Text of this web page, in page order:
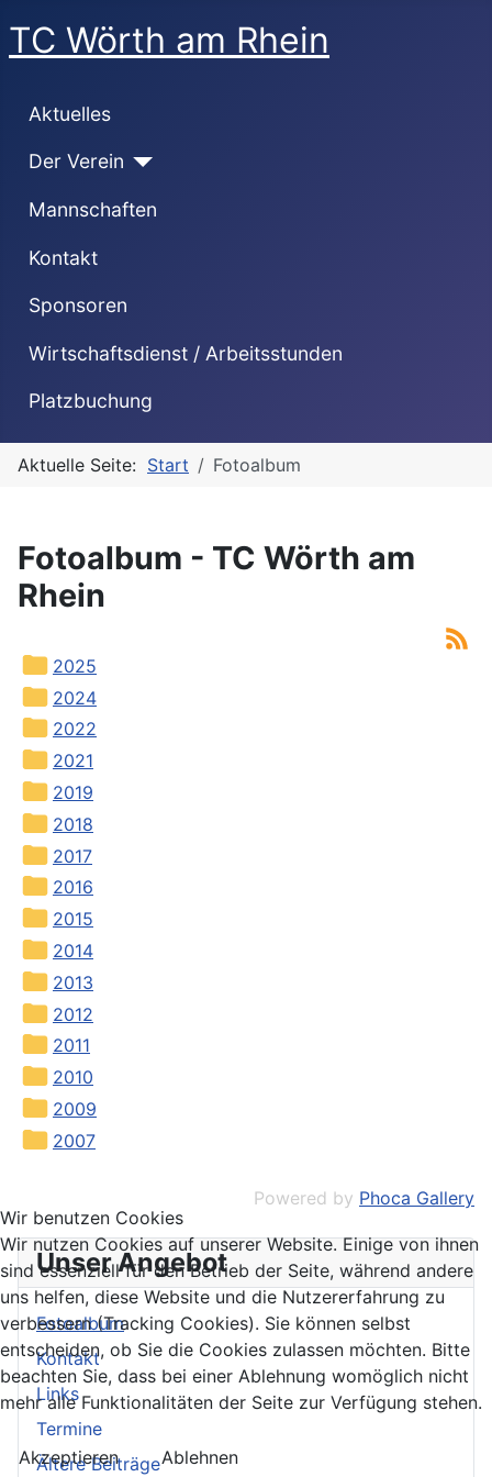
TC Wörth am Rhein
Aktuelles
Der Verein
Mannschaften
Kontakt
Sponsoren
Wirtschaftsdienst / Arbeitsstunden
Platzbuchung
Aktuelle Seite: Start Fotoalbum
Fotoalbum - TC Wörth am
Rhein
2025
2024
2022
2021
2019
2018
2017
2016
2015
2014
2013
2012
2011
2010
2009
2007
Powered by Phoca Gallery
Unser Angebot
Fotoalbum
Kontakt
Links
Termine
Ältere Beiträge
Wir benutzen Cookies
Wir nutzen Cookies auf unserer Website. Einige von ihnen
sind essenziell für den Betrieb der Seite, während andere
uns helfen, diese Website und die Nutzererfahrung zu
verbessern (Tracking Cookies). Sie können selbst
entscheiden, ob Sie die Cookies zulassen möchten. Bitte
beachten Sie, dass bei einer Ablehnung womöglich nicht
mehr alle Funktionalitäten der Seite zur Verfügung stehen.
Akzeptieren Ablehnen